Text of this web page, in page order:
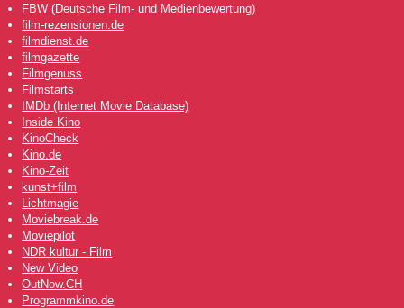
FBW (Deutsche Film- und Medienbewertung)
film-rezensionen.de
filmdienst.de
filmgazette
Filmgenuss
Filmstarts
IMDb (Internet Movie Database)
Inside Kino
KinoCheck
Kino.de
Kino-Zeit
kunst+film
Lichtmagie
Moviebreak.de
Moviepilot
NDR kultur - Film
New Video
OutNow.CH
Programmkino.de